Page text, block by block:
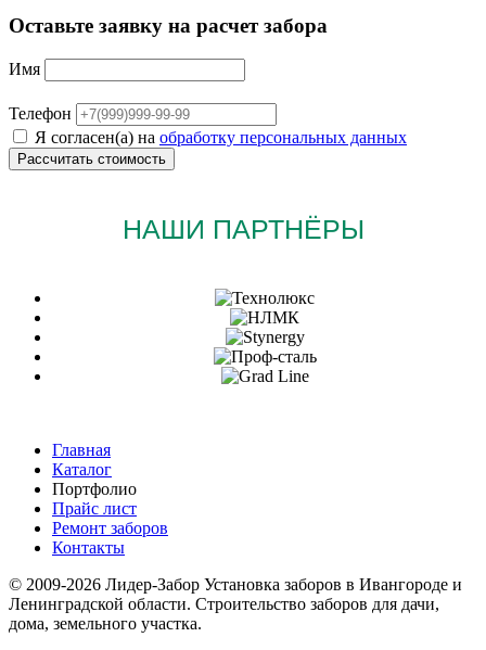
Оставьте заявку на расчет забора
Имя
Телефон
Я согласен(а) на обработку персональных данных
НАШИ ПАРТНЁРЫ
Главная
Каталог
Портфолио
Прайс лист
Ремонт заборов
Контакты
© 2009-2026 Лидер-Забор Установка заборов в Ивангороде и
Ленинградской области. Строительство заборов для дачи,
дома, земельного участка.